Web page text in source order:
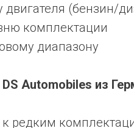
(бензин/
комплектации
диапазону
Automobiles из
редким